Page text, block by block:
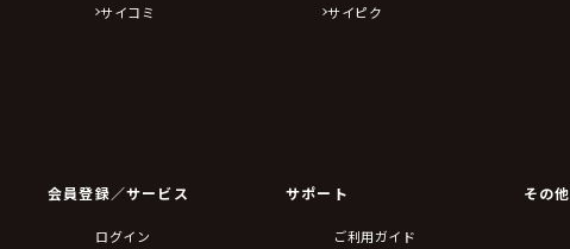
サイコミ
サイピク
会員登録／サービス
ログイン
サポート
ご利用ガイド
その他